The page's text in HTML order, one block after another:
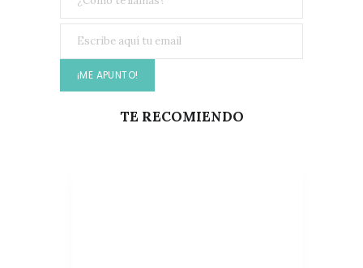
TE RECOMIENDO